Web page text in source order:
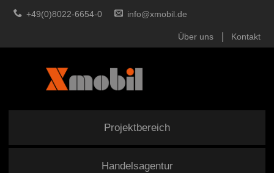
+49(0)8022-6654-0 info@xmobil.de
Über uns Kontakt
Projektbereich
Handelsagentur